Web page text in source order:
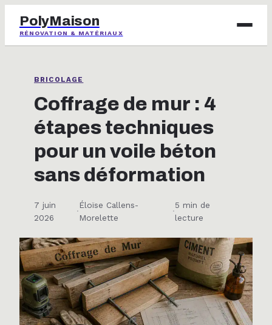
PolyMaison
RÉNOVATION & MATÉRIAUX
IMMOBILIER
JARDINAGE
MAISON & DÉCO
BRICOLAGE
Coffrage de mur : 4
étapes techniques
pour un voile béton
sans déformation
7 juin
2026
·
Éloïse Callens-
Morelette
·
5 min de
lecture